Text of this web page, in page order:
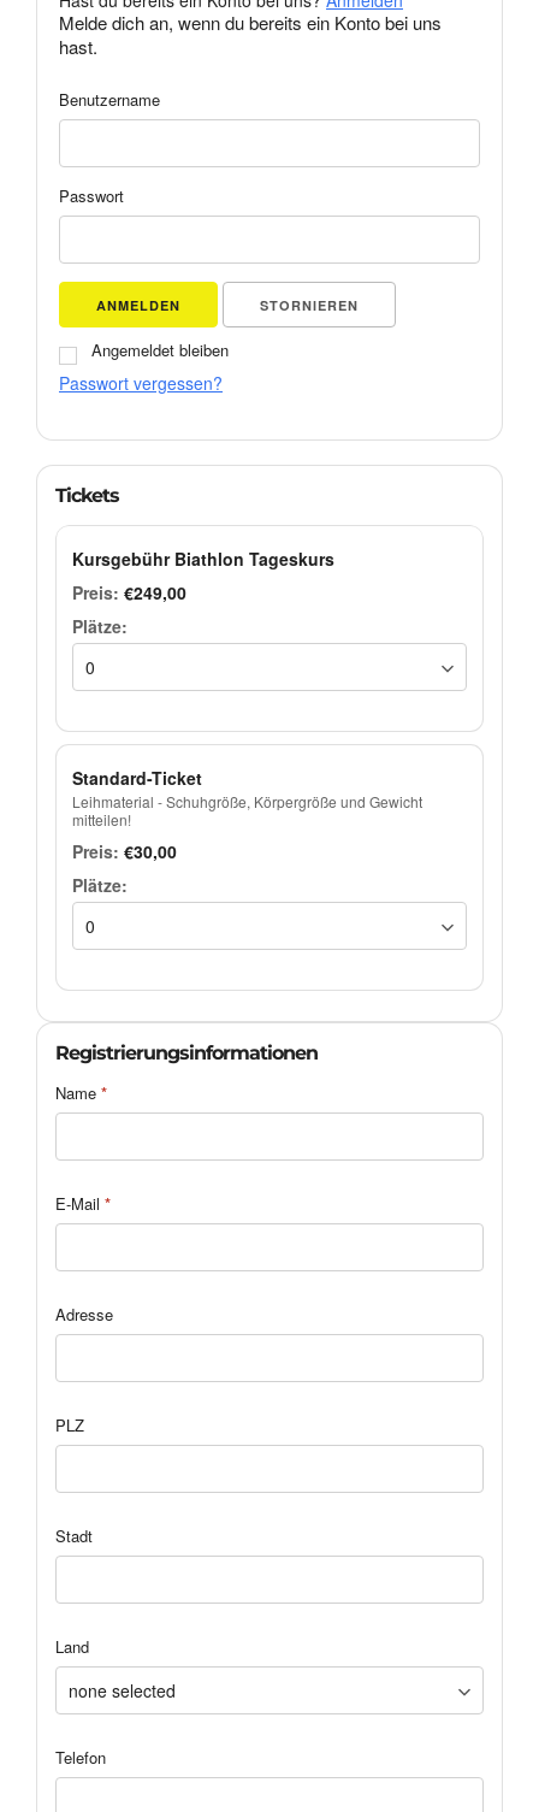
Melde dich an, wenn du bereits ein Konto bei uns
hast.
Benutzername
Passwort
ANMELDEN STORNIEREN
Angemeldet bleiben
Passwort vergessen?
Tickets
Kursgebühr Biathlon Tageskurs
€249,00
Standard-Ticket
Leihmaterial - Schuhgröße, Körpergröße und Gewicht
mitteilen!
€30,00
Registrierungsinformationen
Name *
E-Mail *
Adresse
PLZ
Stadt
Land
Telefon